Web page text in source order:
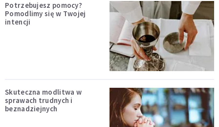
Potrzebujesz pomocy?
Pomodlimy się w Twojej
intencji
Skuteczna modlitwa w
sprawach trudnych i
beznadziejnych